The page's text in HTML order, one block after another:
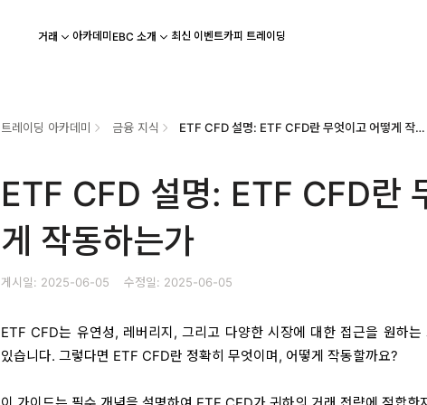
거래 아카데미 EBC 소개 최신 이벤트카피 트레이딩
트레이딩 아카데미 금융 지식 ETF CFD 설명: ETF CFD란 무엇이고 어떻게 작동하는가
ETF CFD 설명: ETF CFD란
게 작동하는가
게시일: 2025-06-05 수정일: 2025-06-05
ETF CFD는 유연성, 레버리지, 그리고 다양한 시장에 대한 접근을 원하
있습니다. 그렇다면 ETF CFD란 정확히 무엇이며, 어떻게 작동할까요?